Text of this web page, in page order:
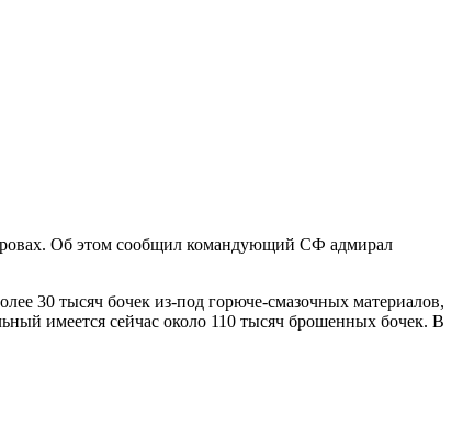
Об этом сообщил командующий СФ адмирал
30 тысяч бочек из-под горюче-смазочных материалов,
имеется сейчас около 110 тысяч брошенных бочек. В